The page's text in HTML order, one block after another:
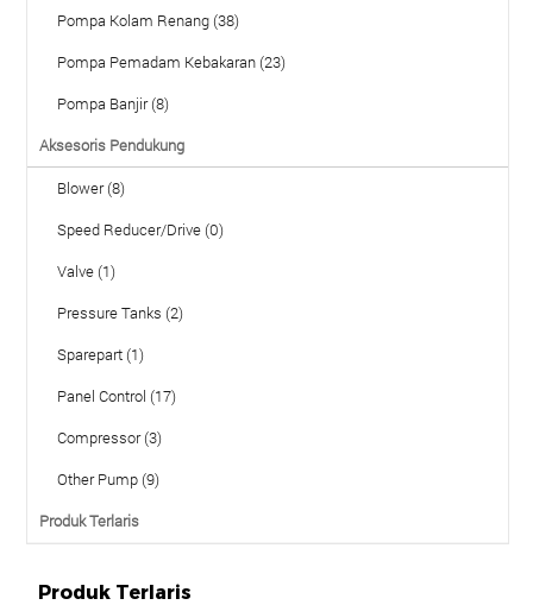
Pompa Kolam Renang (38)
Pompa Pemadam Kebakaran (23)
Pompa Banjir (8)
Aksesoris Pendukung
Blower (8)
Speed Reducer/Drive (0)
Valve (1)
Pressure Tanks (2)
Sparepart (1)
Panel Control (17)
Compressor (3)
Other Pump (9)
Produk Terlaris
Produk Terlaris